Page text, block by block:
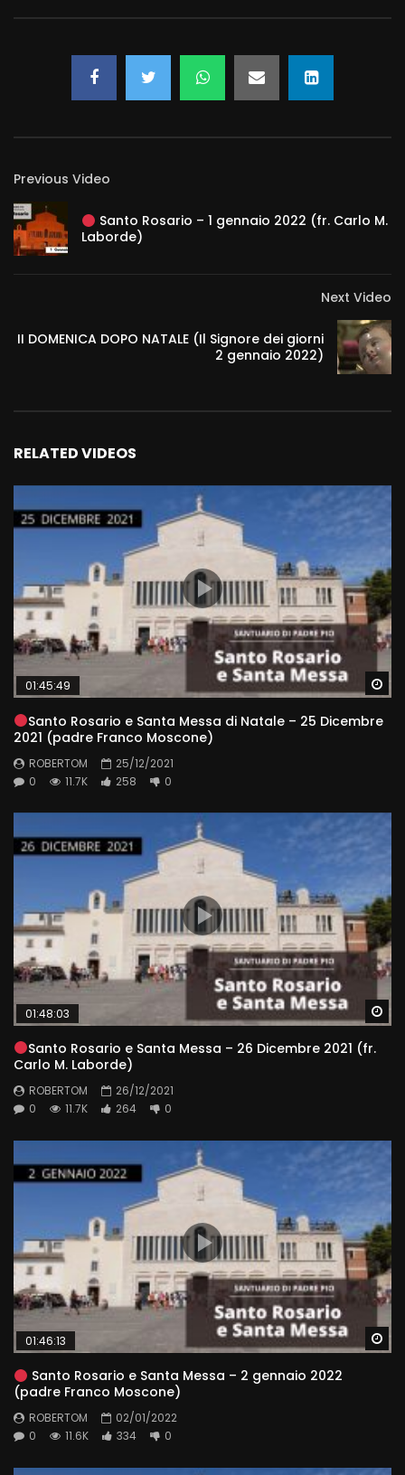
Dicembre 2021 (fr. Aldo Broccato)
Franco Moscone)
ROBERTOM
Previous Video
Santo Rosario – 1 gennaio 2022 (fr. Carlo M.
Laborde)
Next Video
II DOMENICA DOPO NATALE (Il Signore dei giorni
2 gennaio 2022)
RELATED VIDEOS
01:45:49
Santo Rosario e Santa Messa di Natale – 25 Dicembre
2021 (padre Franco Moscone)
ROBERTOM
25/12/2021
0
11.7K 258 0
01:48:03
Santo Rosario e Santa Messa – 26 Dicembre 2021 (fr.
Carlo M. Laborde)
ROBERTOM
26/12/2021
0
11.7K 264 0
01:46:13
Santo Rosario e Santa Messa – 2 gennaio 2022
(padre Franco Moscone)
ROBERTOM
02/01/2022
0
11.6K 334 0